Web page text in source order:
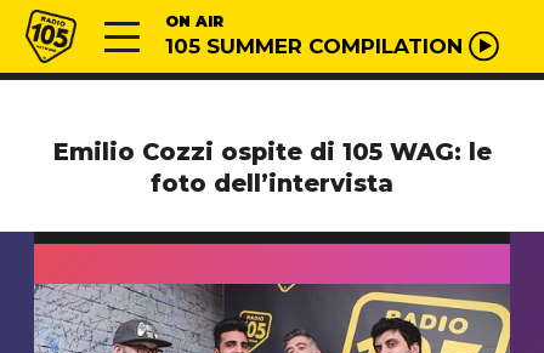
Vai al contenuto
Radio 105 ON AIR
105 SUMMER COMPILATION
Emilio Cozzi ospite di 105 WAG: le
foto dell’intervista